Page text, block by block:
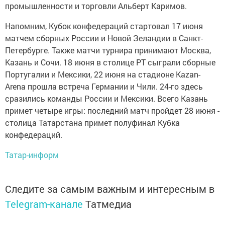
промышленности и торговли Альберт Каримов.
Напомним, Кубок конфедераций стартовал 17 июня
матчем сборных России и Новой Зеландии в Санкт-
Петербурге. Также матчи турнира принимают Москва,
Казань и Сочи. 18 июня в столице РТ сыграли сборные
Португалии и Мексики, 22 июня на стадионе Kazan-
Arena прошла встреча Германии и Чили. 24-го здесь
сразились команды России и Мексики. Всего Казань
примет четыре игры: последний матч пройдет 28 июня -
столица Татарстана примет полуфинал Кубка
конфедераций.
Татар-информ
Следите за самым важным и интересным в
Telegram-канале Татмедиа